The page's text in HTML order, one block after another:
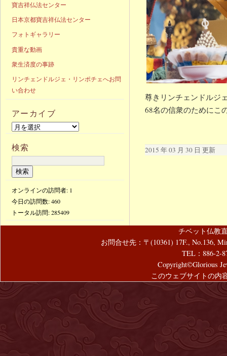
尊きリンチェンドルジ
68名の信衆のためにこ
2015 年 03 月 30 日 更新
寶吉祥仏法センター
日本京都寶吉祥仏法センター
フォトギャラリー
貴重な動画
衆生済度の事跡
リンチェンドルジェ・リンポチェへお問
い合わせ
アーカイブ
検索
オンラインの訪問者: 1
今日の訪問数:460
トータル訪問:285409
チベット仏教
お問合せ先：〒(10361) 17F., No.136,
TEL：886-2-
Copyright©Glorious
このウェブサイトの内